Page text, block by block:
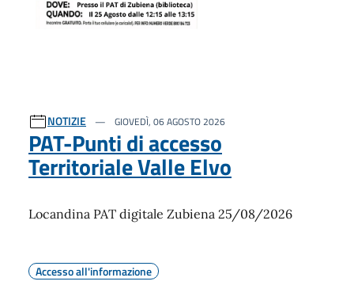
NOTIZIE GIOVEDÌ, 06 AGOSTO 2026
PAT-Punti di accesso
Territoriale Valle Elvo
Locandina PAT digitale Zubiena 25/08/2026
Accesso all'informazione